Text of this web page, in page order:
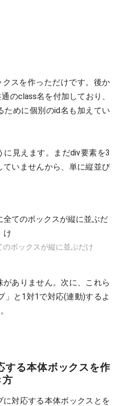
スを作っただけです。後か
のclass名を付加しており、
ために個別のid名も加えてい
に見えます。まだdiv要素を3
いませんから、単に縦並び
ボックスが縦に並ぶだけ
ありません。次に、これら
」と1対1で対応(連動)するよ
する本体ボックスを作
方
対応する本体ボックスとを